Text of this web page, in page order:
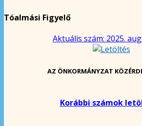
Tóalmási Figyelő
Aktuális szám: 2025.
AZ ÖNKORMÁNYZAT
Korábbi számok